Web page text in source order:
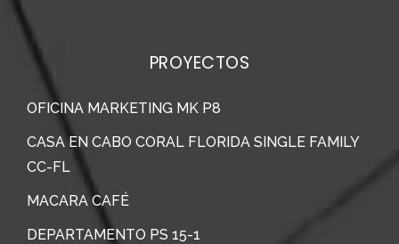
PROYECTOS
OFICINA MARKETING MK P8
CASA EN CABO CORAL FLORIDA SINGLE FAMILY
CC-FL
MACARA CAFÉ
DEPARTAMENTO PS 15-1